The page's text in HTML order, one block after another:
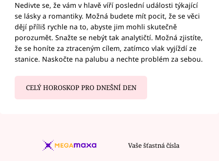
Nedivte se, že vám v hlavě víří poslední události týkající
se lásky a romantiky. Možná budete mít pocit, že se věci
dějí příliš rychle na to, abyste jim mohli skutečně
porozumět. Snažte se nebýt tak analytičtí. Možná zjistíte,
že se honíte za ztraceným cílem, zatímco vlak vyjíždí ze
stanice. Naskočte na palubu a nechte problém za sebou.
CELÝ HOROSKOP PRO DNEŠNÍ DEN
Vaše šťastná čísla